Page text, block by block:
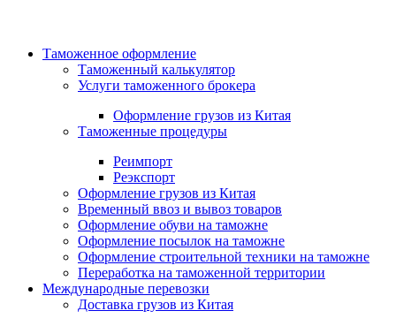
Таможенное оформление
Таможенный калькулятор
Услуги таможенного брокера
Оформление грузов из Китая
Таможенные процедуры
Реимпорт
Реэкспорт
Оформление грузов из Китая
Временный ввоз и вывоз товаров
Оформление обуви на таможне
Оформление посылок на таможне
Оформление строительной техники на таможне
Переработка на таможенной территории
Международные перевозки
Доставка грузов из Китая